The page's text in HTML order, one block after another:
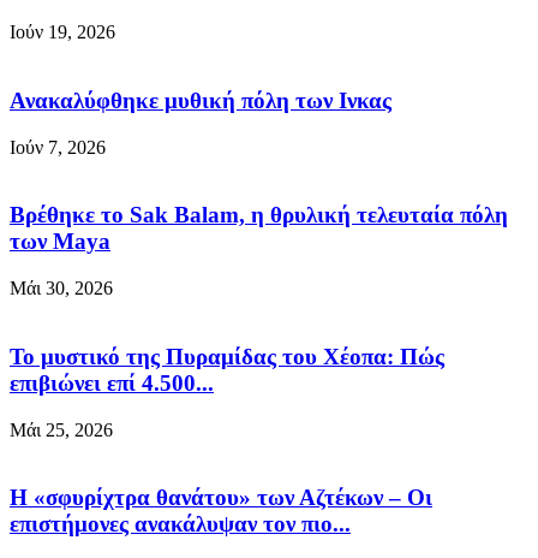
Ιούν 19, 2026
Ανακαλύφθηκε μυθική πόλη των Ινκας
Ιούν 7, 2026
Βρέθηκε το Sak Balam, η θρυλική τελευταία πόλη
των Maya
Μάι 30, 2026
Το μυστικό της Πυραμίδας του Χέοπα: Πώς
επιβιώνει επί 4.500...
Μάι 25, 2026
Η «σφυρίχτρα θανάτου» των Αζτέκων – Οι
επιστήμονες ανακάλυψαν τον πιο...